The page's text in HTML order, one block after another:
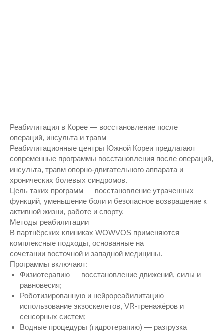
Реабилитация в Корее — восстановление после
операций, инсульта и травм
Реабилитационные центры Южной Кореи предлагают
современные программы восстановления после операций,
инсульта, травм опорно-двигательного аппарата и
хронических болевых синдромов.
Цель таких программ — восстановление утраченных
функций, уменьшение боли и безопасное возвращение к
активной жизни, работе и спорту.
Методы реабилитации
В партнёрских клиниках WOWVOS применяются
комплексные подходы, основанные на
сочетании восточной и западной медицины.
Программы включают:
Физиотерапию — восстановление движений, силы и
равновесия;
Роботизированную и нейрореабилитацию —
использование экзоскелетов, VR-тренажёров и
сенсорных систем;
Водные процедуры (гидротерапию) — разгрузка